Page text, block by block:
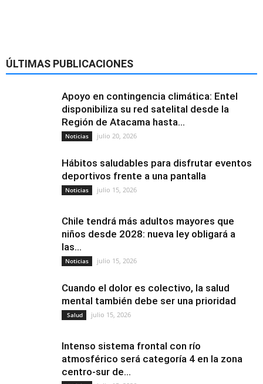
ÚLTIMAS PUBLICACIONES
Apoyo en contingencia climática: Entel
disponibiliza su red satelital desde la
Región de Atacama hasta...
Noticias julio 20, 2026
Hábitos saludables para disfrutar eventos
deportivos frente a una pantalla
Noticias julio 15, 2026
Chile tendrá más adultos mayores que
niños desde 2028: nueva ley obligará a
las...
Noticias julio 15, 2026
Cuando el dolor es colectivo, la salud
mental también debe ser una prioridad
Salud julio 15, 2026
Intenso sistema frontal con río
atmosférico será categoría 4 en la zona
centro-sur de...